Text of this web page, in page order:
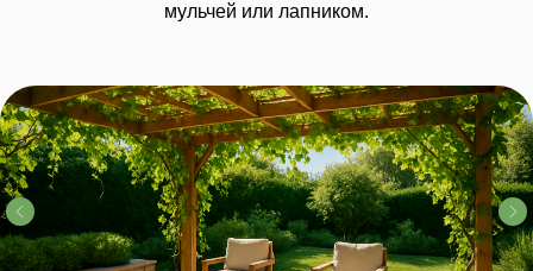
мульчей или лапником.